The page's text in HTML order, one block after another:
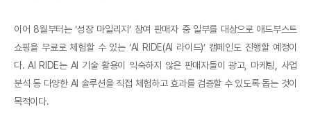
이어 8월부터는 ‘성장 마일리지’ 참여 판매자 중 일부를 대상으로 애드부스트
쇼핑을 무료로 체험할 수 있는 ‘AI RIDE(AI 라이드)’ 캠페인도 진행할 예정이
다. AI RIDE는 AI 기술 활용이 익숙하지 않은 판매자들이 광고, 마케팅, 사업
분석 등 다양한 AI 솔루션을 직접 체험하고 효과를 검증할 수 있도록 돕는 것이
목적이다.